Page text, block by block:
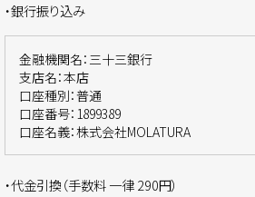
・銀行振り込み
金融機関名：三十三銀行
支店名：本店
口座種別：普通
口座番号：1899389
口座名義：株式会社MOLATURA
・代金引換（手数料 一律 290円）